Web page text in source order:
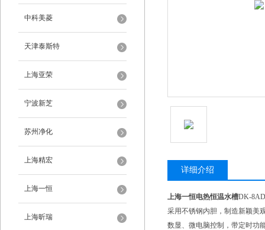
中科美菱
天津泰斯特
上海亚荣
宁波新芝
苏州净化
上海精宏
上海一恒
上海昕瑞
详细介绍
上海一恒电热恒温水槽DK-8AD
采用不锈钢内胆，制造新颖美
数显、微电脑控制，带定时功